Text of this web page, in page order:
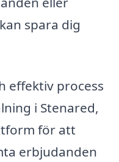
spara dig
effektiv process
i Stenared,
för att
erbjudanden